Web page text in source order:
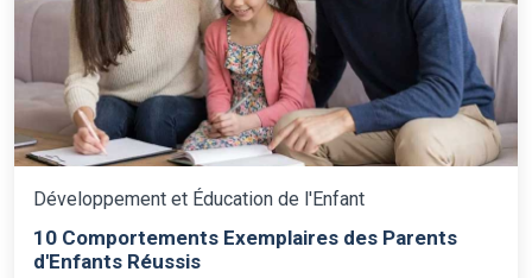
Développement et Éducation de l'Enfant
10 Comportements Exemplaires des Parents
d'Enfants Réussis